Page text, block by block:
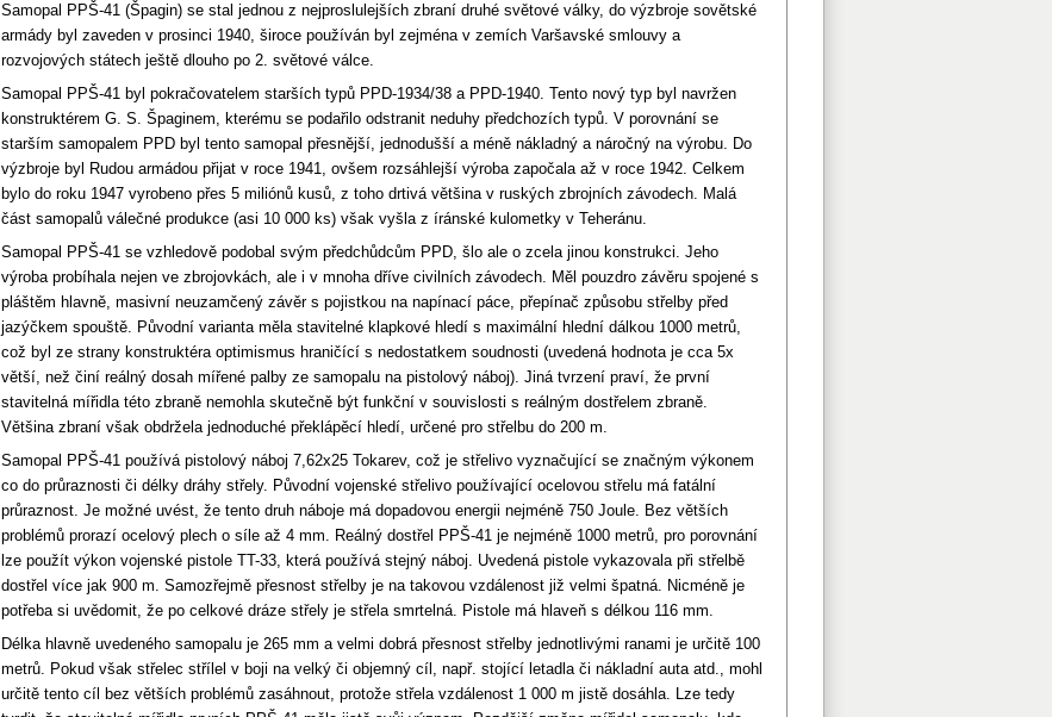
Samopal PPŠ-41 (Špagin) se stal jednou z nejproslulejších zbraní druhé světové války, do výzbroje sovětské
armády byl zaveden v prosinci 1940, široce používán byl zejména v zemích Varšavské smlouvy a
rozvojových státech ještě dlouho po 2. světové válce.
Samopal PPŠ-41 byl pokračovatelem starších typů PPD-1934/38 a PPD-1940. Tento nový typ byl navržen
konstruktérem G. S. Špaginem, kterému se podařilo odstranit neduhy předchozích typů. V porovnání se
starším samopalem PPD byl tento samopal přesnější, jednodušší a méně nákladný a náročný na výrobu. Do
výzbroje byl Rudou armádou přijat v roce 1941, ovšem rozsáhlejší výroba započala až v roce 1942. Celkem
bylo do roku 1947 vyrobeno přes 5 miliónů kusů, z toho drtivá většina v ruských zbrojních závodech. Malá
část samopalů válečné produkce (asi 10 000 ks) však vyšla z íránské kulometky v Teheránu.
Samopal PPŠ-41 se vzhledově podobal svým předchůdcům PPD, šlo ale o zcela jinou konstrukci. Jeho
výroba probíhala nejen ve zbrojovkách, ale i v mnoha dříve civilních závodech. Měl pouzdro závěru spojené s
pláštěm hlavně, masivní neuzamčený závěr s pojistkou na napínací páce, přepínač způsobu střelby před
jazýčkem spouště. Původní varianta měla stavitelné klapkové hledí s maximální hlední dálkou 1000 metrů,
což byl ze strany konstruktéra optimismus hraničící s nedostatkem soudnosti (uvedená hodnota je cca 5x
větší, než činí reálný dosah mířené palby ze samopalu na pistolový náboj). Jiná tvrzení praví, že první
stavitelná mířidla této zbraně nemohla skutečně být funkční v souvislosti s reálným dostřelem zbraně.
Většina zbraní však obdržela jednoduché překlápěcí hledí, určené pro střelbu do 200 m.
Samopal PPŠ-41 používá pistolový náboj 7,62x25 Tokarev, což je střelivo vyznačující se značným výkonem
co do průraznosti či délky dráhy střely. Původní vojenské střelivo používající ocelovou střelu má fatální
průraznost. Je možné uvést, že tento druh náboje má dopadovou energii nejméně 750 Joule. Bez větších
problémů prorazí ocelový plech o síle až 4 mm. Reálný dostřel PPŠ-41 je nejméně 1000 metrů, pro porovnání
lze použít výkon vojenské pistole TT-33, která používá stejný náboj. Uvedená pistole vykazovala při střelbě
dostřel více jak 900 m. Samozřejmě přesnost střelby je na takovou vzdálenost již velmi špatná. Nicméně je
potřeba si uvědomit, že po celkové dráze střely je střela smrtelná. Pistole má hlaveň s délkou 116 mm.
Délka hlavně uvedeného samopalu je 265 mm a velmi dobrá přesnost střelby jednotlivými ranami je určitě 100
metrů. Pokud však střelec střílel v boji na velký či objemný cíl, např. stojící letadla či nákladní auta atd., mohl
určitě tento cíl bez větších problémů zasáhnout, protože střela vzdálenost 1 000 m jistě dosáhla. Lze tedy